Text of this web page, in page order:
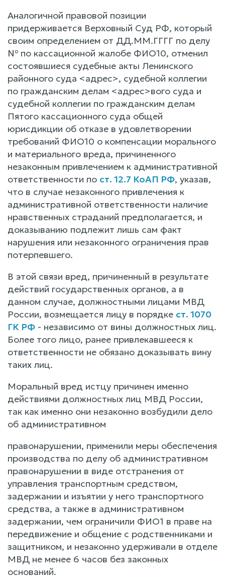
Аналогичной правовой позиции
придерживается Верховный Суд РФ, который
своим определением от ДД.ММ.ГГГГ по делу
№ по кассационной жалобе ФИО10, отменил
состоявшиеся судебные акты Ленинского
районного суда <адрес>, судебной коллегии
по гражданским делам <адрес>вого суда и
судебной коллегии по гражданским делам
Пятого кассационного суда общей
юрисдикции об отказе в удовлетворении
требований ФИО10 о компенсации морального
и материального вреда, причиненного
незаконным привлечением к административной
ответственности по ст. 12.7 КоАП РФ, указав,
что в случае незаконного привлечения к
административной ответственности наличие
нравственных страданий предполагается, и
доказыванию подлежит лишь сам факт
нарушения или незаконного ограничения прав
потерпевшего.
В этой связи вред, причиненный в результате
действий государственных органов, а в
данном случае, должностными лицами МВД
России, возмещается лицу в порядке ст. 1070
ГК РФ - независимо от вины должностных лиц.
Более того лицо, ранее привлекавшееся к
ответственности не обязано доказывать вину
таких лиц.
Моральный вред истцу причинен именно
действиями должностных лиц МВД России,
так как именно они незаконно возбудили дело
об административном
правонарушении, применили меры обеспечения
производства по делу об административном
правонарушении в виде отстранения от
управления транспортным средством,
задержании и изъятии у него транспортного
средства, а также в административном
задержании, чем ограничили ФИО1 в праве на
передвижение и общение с родственниками и
защитником, и незаконно удерживали в отделе
МВД не менее 6 часов без законных
оснований.